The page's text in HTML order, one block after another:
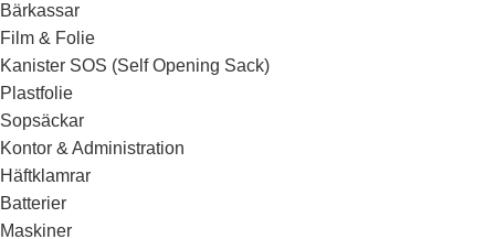
Bärkassar
Film & Folie
Kanister SOS (Self Opening Sack)
Plastfolie
Sopsäckar
Kontor & Administration
Häftklamrar
Batterier
Maskiner